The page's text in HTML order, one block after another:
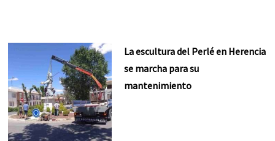
La escultura del Perlé en Herencia
se marcha para su
mantenimiento